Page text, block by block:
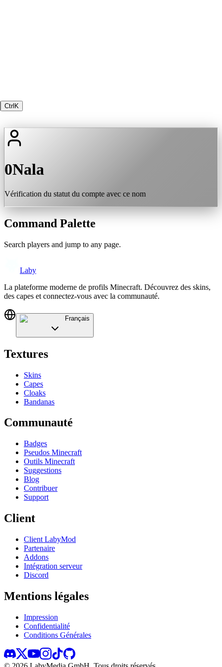
Ctrl K
0Nala
Vérification du statut du compte avec ce nom
Command Palette
Search players and jump to any page.
Laby
La plateforme moderne de profils Minecraft. Découvrez des skins,
des capes et connectez-vous avec la communauté.
Français
Textures
Skins
Capes
Cloaks
Bandanas
Communauté
Badges
Pseudos Minecraft
Outils Minecraft
Suggestions
Blog
Contribuer
Support
Client
Client LabyMod
Partenaire
Addons
Intégration serveur
Discord
Mentions légales
Impression
Confidentialité
Conditions Générales